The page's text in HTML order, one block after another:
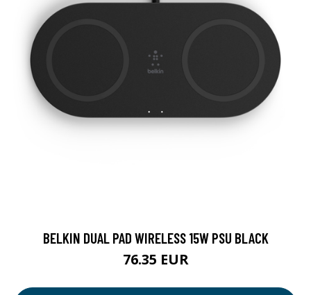
BELKIN DUAL PAD WIRELESS 15W PSU BLACK
76.35 EUR